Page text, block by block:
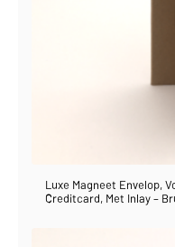
Luxe Magneet Envelop,
Creditcard, Met Inlay –